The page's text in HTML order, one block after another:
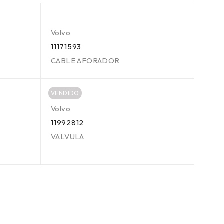
Volvo
11171593
CABLE AFORADOR
VENDIDO
Volvo
11992812
VALVULA